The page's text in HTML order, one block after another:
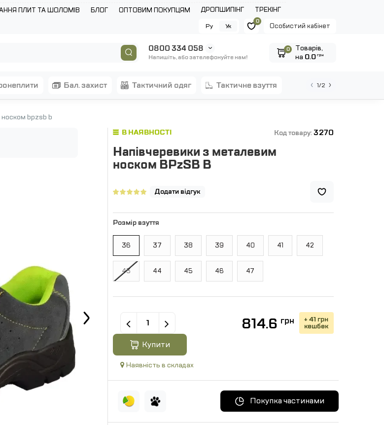
ПЛИТ ТА ШОЛОМІВ БЛОГ ОПТОВИМ ПОКУПЦЯМ ДРОПШИПІНГ
ТРЕКІНГ
Особистий кабінет
0
Ру Ук
0800 334 058
Напишіть, або зателефонуйте нам!
0
Tоварів,
на 0.0грн
бал. захист тактичний одяг тактичне взуття 1/2
bpzsb b
В НАЯВНОСТІ Код товару:3270
Напівчеревики з металевим
носком BPzSB B
Додати відгук
Розмір взуття
36 37 38 39 40 41 42
43 44 45 46 47
814.6 грн + 41 грн
кешбек
Купити
Наявність в складах
Покупка частинами